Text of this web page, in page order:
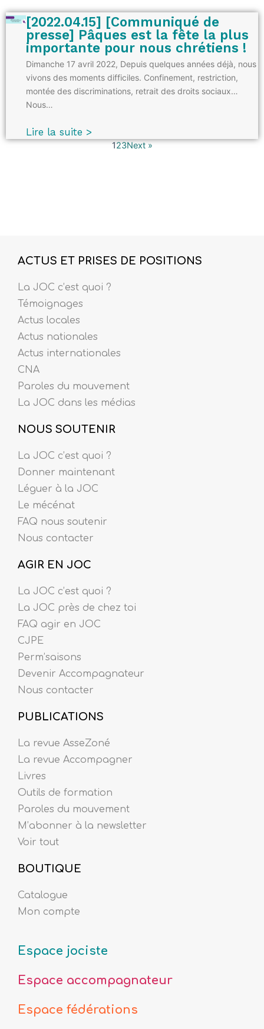
[2022.04.15] [Communiqué de
presse] Pâques est la fête la plus
importante pour nous chrétiens !
Dimanche 17 avril 2022, Depuis quelques années déjà, nous
vivons des moments difficiles. Confinement, restriction,
montée des discriminations, retrait des droits sociaux…
Nous…
Lire la suite >
123Next »
ACTUS ET PRISES DE POSITIONS
La JOC c’est quoi ?
Témoignages
Actus locales
Actus nationales
Actus internationales
CNA
Paroles du mouvement
La JOC dans les médias
NOUS SOUTENIR
La JOC c’est quoi ?
Donner maintenant
Léguer à la JOC
Le mécénat
FAQ nous soutenir
Nous contacter
AGIR EN JOC
La JOC c’est quoi ?
La JOC près de chez toi
FAQ agir en JOC
CJPE
Perm’saisons
Devenir Accompagnateur
Nous contacter
PUBLICATIONS
La revue AsseZoné
La revue Accompagner
Livres
Outils de formation
Paroles du mouvement
M’abonner à la newsletter
Voir tout
BOUTIQUE
Catalogue
Mon compte
Espace jociste
Espace accompagnateur
Espace fédérations